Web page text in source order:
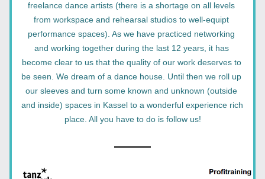
freelance dance artists (there is a shortage on all levels
from workspace and rehearsal studios to well-equipt
performance spaces). As we have practiced networking
and working together during the last 12 years, it has
become clear to us that the quality of our work deserves to
be seen. We dream of a dance house. Until then we roll up
our sleeves and turn some known and unknown (outside
and inside) spaces in Kassel to a wonderful experience rich
place. All you have to do is follow us!